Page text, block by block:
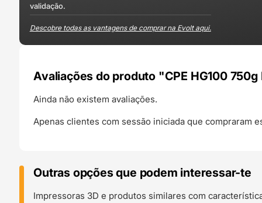
validação.
Descobre todas as vantagens de comprar na Evolt aqui.
Avaliações do produto "CPE HG100
Ainda não existem avaliações.
Apenas clientes com sessão iniciada que compraram
Outras opções que podem interessar-te
Impressoras 3D e produtos similares com